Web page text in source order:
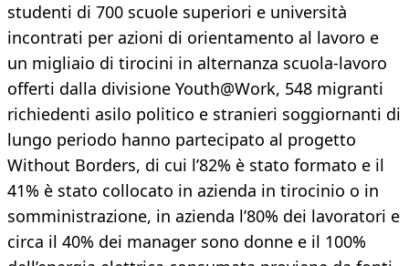
studenti di 700 scuole superiori e università
incontrati per azioni di orientamento al lavoro e
un migliaio di tirocini in alternanza scuola-lavoro
offerti dalla divisione Youth@Work, 548 migranti
richiedenti asilo politico e stranieri soggiornanti di
lungo periodo hanno partecipato al progetto
Without Borders, di cui l’82% è stato formato e il
41% è stato collocato in azienda in tirocinio o in
somministrazione, in azienda l’80% dei lavoratori e
circa il 40% dei manager sono donne e il 100%